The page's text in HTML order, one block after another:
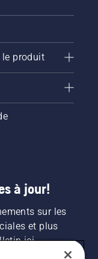
le produit
à jour!
sur les
et plus
ici.